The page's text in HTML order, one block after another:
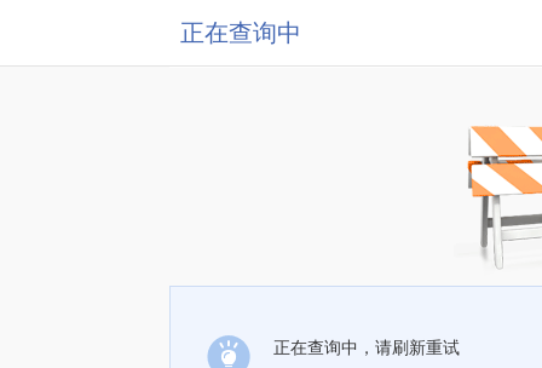
正在查询中
正在查询中，请刷新重试